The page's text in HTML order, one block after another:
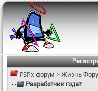
PSPx форум >Жизнь
Разработчик года?